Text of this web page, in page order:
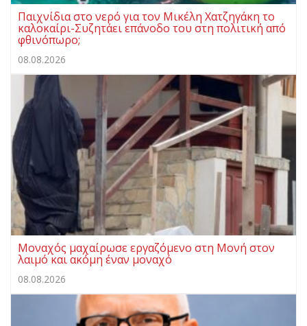
Παιχνίδια στο νερό για τον Μικέλη Χατζηγάκη το
καλοκαίρι-Συζητάει επάνοδο του στη πολιτική από
φθινόπωρο;
08.08.2026
Μοναχός μαχαίρωσε εργαζόμενο στη Μονή στον
λαιμό και ακόμη έναν μοναχό
08.08.2026